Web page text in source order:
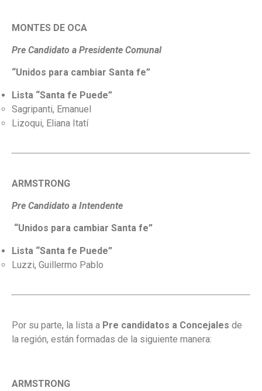
MONTES DE OCA
Pre Candidato a Presidente Comunal
“Unidos para cambiar Santa fe”
Lista “Santa fe Puede”
Sagripanti, Emanuel
Lizoqui, Eliana Itatí
ARMSTRONG
Pre Candidato a Intendente
“Unidos para cambiar Santa fe”
Lista “Santa fe Puede”
Luzzi, Guillermo Pablo
Por su parte, la lista a Pre candidatos a Concejales de
la región, están formadas de la siguiente manera:
ARMSTRONG